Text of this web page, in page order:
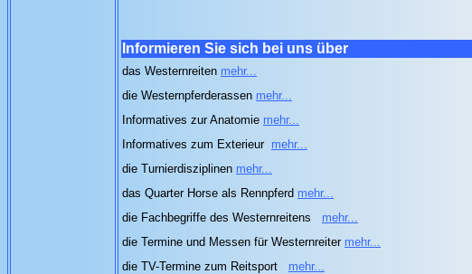
Informieren Sie sich bei uns über
das Westernreiten mehr...
die Westernpferderassen mehr...
Informatives zur Anatomie mehr...
Informatives zum Exterieur mehr...
die Turnierdisziplinen mehr...
das Quarter Horse als Rennpferd mehr...
die Fachbegriffe des Westernreitens
mehr...
die Termine und Messen für Westernreiter mehr...
die TV-Termine zum Reitsport
mehr...